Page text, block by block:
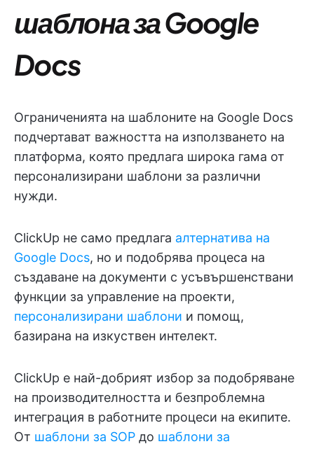
шаблона за Google
Docs
Ограниченията на шаблоните на Google Docs
подчертават важността на използването на
платформа, която предлага широка гама от
персонализирани шаблони за различни
нужди.
ClickUp не само предлага алтернатива на
Google Docs, но и подобрява процеса на
създаване на документи с усъвършенствани
функции за управление на проекти,
персонализирани шаблони и помощ,
базирана на изкуствен интелект.
ClickUp е най-добрият избор за подобряване
на производителността и безпроблемна
интеграция в работните процеси на екипите.
От шаблони за SOP до шаблони за